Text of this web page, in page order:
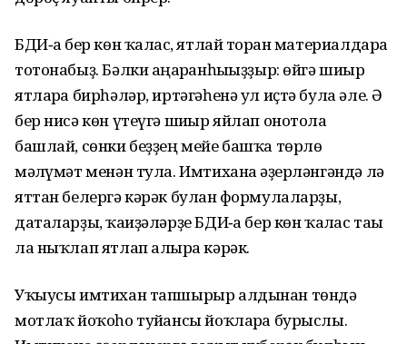
БДИ‑ға бер көн ҡалғас, ятлай торған материалдарға
тотонабыҙ. Бәлки аңғарғанһығыҙҙыр: өйгә шиғыр
ятларға бирһәләр, иртәгәһенә ул иҫтә була әле. Ә
бер нисә көн үтеүгә шиғыр яйлап онотола
башлай, сөнки беҙҙең мейе башҡа төрлө
мәғлүмәт менән тула. Имтиханға әҙерләнгәндә лә
яттан белергә кәрәк булған формулаларҙы,
даталарҙы, ҡағиҙәләрҙе БДИ‑ға бер көн ҡалғас тағы
ла ныҡлап ятлап алырға кәрәк.
Уҡыусы имтихан тапшырыр алдынан төндә
мотлаҡ йоҡоһо туйғансы йоҡларға бурыслы.